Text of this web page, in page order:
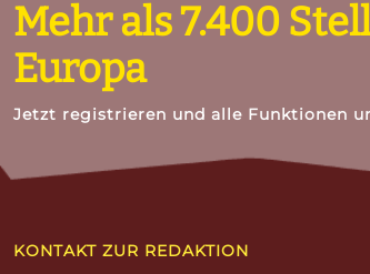
Mehr als 7.400
Europa
Jetzt registrieren und alle Funktionen
KONTAKT ZUR REDAKTION